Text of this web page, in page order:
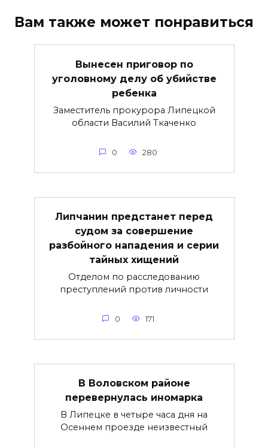
Вам также может понравиться
Вынесен приговор по
уголовному делу об убийстве
ребенка
Заместитель прокурора Липецкой
области Василий Ткаченко
0 280
Липчанин предстанет перед
судом за совершение
разбойного нападения и серии
тайных хищений
Отделом по расследованию
преступлений против личности
0 171
В Воловском районе
перевернулась иномарка
В Липецке в четыре часа дня на
Осеннем проезде неизвестный